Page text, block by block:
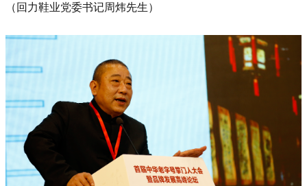
（回力鞋业党委书记周炜先生）